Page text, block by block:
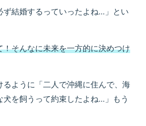
ず結婚するっていったよね…」とい
！そんなに未来を一方的に決めつけ
るように「二人で沖縄に住んで、海
犬を飼うって約束したよね…」もう